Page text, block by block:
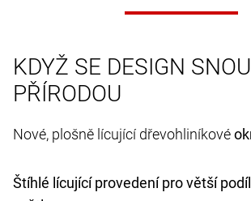
KDYŽ SE DESIGN
PŘÍRODOU
Nové, plošně lícující dřevohliníkové
Štíhlé lícující provedení pro větší